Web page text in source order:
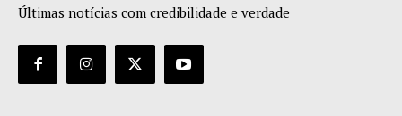
Últimas notícias com credibilidade e verdade